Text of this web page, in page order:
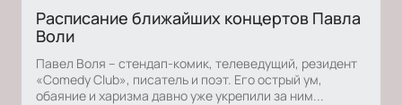
Расписание ближайших концертов Павла
Воли
Павел Воля – стендап-комик, телеведущий, резидент
«Comedy Club», писатель и поэт. Его острый ум,
обаяние и харизма давно уже укрепили за ним...